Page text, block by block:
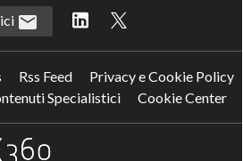
Rss Feed
Privacy e Cookie Policy
Specialistici
Cookie Center